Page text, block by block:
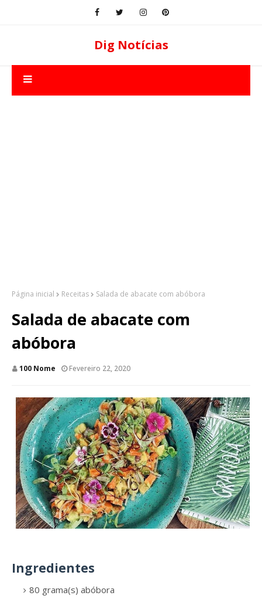
Dig Notícias
Página inicial Receitas Salada de abacate com abóbora
Salada de abacate com
abóbora
100 Nome Fevereiro 22, 2020
Ingredientes
80 grama(s) abóbora